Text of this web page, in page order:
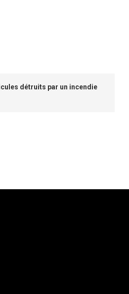
détruits par un incendie